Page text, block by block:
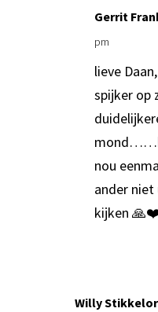
Gerrit
pm
lieve
spijker op
nou
ander
kijken
Willy